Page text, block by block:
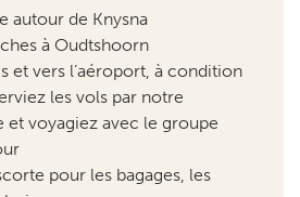
les vols par notre
voyagiez avec le groupe
pour les bagages, les
boissons
par une équipe hautement
française et allemande